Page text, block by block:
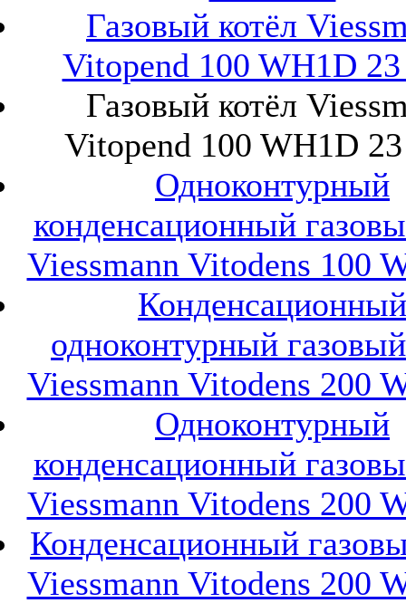
Газовый котёл
Vitopend 100 WH1D
Газовый котёл
Vitopend 100 WH1D
Одноконтурный
конденсационный
Viessmann Vitodens 100
Конденсационный
одноконтурный
Viessmann Vitodens 200
Одноконтурный
конденсационный
Viessmann Vitodens 200
Конденсационный
Viessmann Vitodens 200